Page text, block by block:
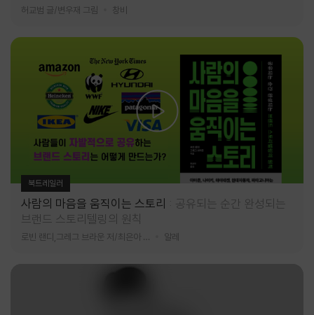
허교범 글/변우재 그림 창비
북트레일러
사람의 마음을 움직이는 스토리
공유되는 순간 완성되는
브랜드 스토리텔링의 원칙
알레